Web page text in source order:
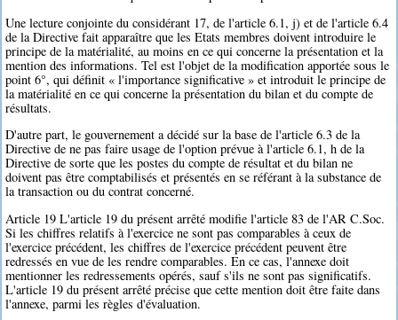
Une lecture conjointe du considérant 17, de l'article 6.1, j) et de l'article 6.4
de la Directive fait apparaître que les Etats membres doivent introduire le
principe de la matérialité, au moins en ce qui concerne la présentation et la
mention des informations. Tel est l'objet de la modification apportée sous le
point 6°, qui définit « l'importance significative » et introduit le principe de
la matérialité en ce qui concerne la présentation du bilan et du compte de
résultats.
D'autre part, le gouvernement a décidé sur la base de l'article 6.3 de la
Directive de ne pas faire usage de l'option prévue à l'article 6.1, h de la
Directive de sorte que les postes du compte de résultat et du bilan ne
doivent pas être comptabilisés et présentés en se référant à la substance de
la transaction ou du contrat concerné.
Article 19 L'article 19 du présent arrêté modifie l'article 83 de l'AR C.Soc.
Si les chiffres relatifs à l'exercice ne sont pas comparables à ceux de
l'exercice précédent, les chiffres de l'exercice précédent peuvent être
redressés en vue de les rendre comparables. En ce cas, l'annexe doit
mentionner les redressements opérés, sauf s'ils ne sont pas significatifs.
L'article 19 du présent arrêté précise que cette mention doit être faite dans
l'annexe, parmi les règles d'évaluation.